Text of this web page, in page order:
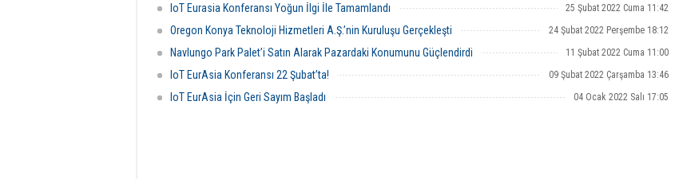
IoT Eurasia Konferansı Yoğun İlgi İle Tamamlandı 25 Şubat 2022 Cuma 11:42
Oregon Konya Teknoloji Hizmetleri A.Ş.’nin Kuruluşu Gerçekleşti 24 Şubat 2022 Perşembe 18:12
Navlungo Park Palet’i Satın Alarak Pazardaki Konumunu Güçlendirdi 11 Şubat 2022 Cuma 11:00
IoT EurAsia Konferansı 22 Şubat’ta! 09 Şubat 2022 Çarşamba 13:46
IoT EurAsia İçin Geri Sayım Başladı 04 Ocak 2022 Salı 17:05